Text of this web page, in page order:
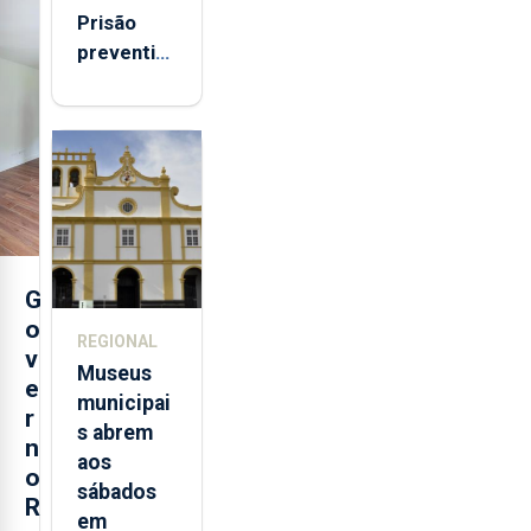
G
o
v
e
r
n
o
R
Prisão
preventiva
suspeito
de coação
e
tentativa
de
violação
da prima
Miguel
REGIONAL
Museus
municipai
s abrem
aos
sábados
em